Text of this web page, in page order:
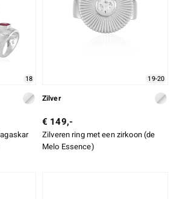
18 19-20
Zilver
€ 149,-
Zilveren ring met een zirkoon (de
Melo Essence)